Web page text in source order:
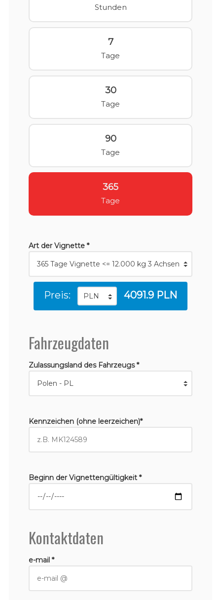
Stunden
7
Tage
30
Tage
90
Tage
365
Tage
Art der Vignette *
Preis: 4091.9 PLN
Fahrzeugdaten
Zulassungsland des Fahrzeugs *
Kennzeichen (ohne leerzeichen)*
Beginn der Vignettengültigkeit *
Kontaktdaten
e-mail *